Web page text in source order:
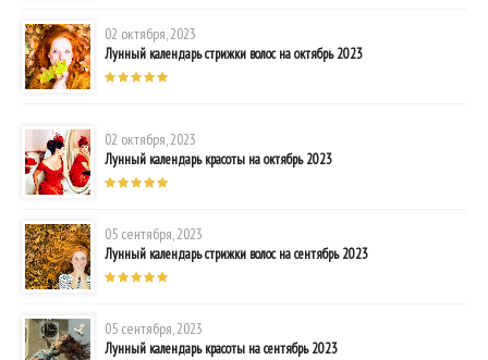
02 октября, 2023
Лунный календарь стрижки волос на октябрь 2023
02 октября, 2023
Лунный календарь красоты на октябрь 2023
05 сентября, 2023
Лунный календарь стрижки волос на сентябрь 2023
05 сентября, 2023
Лунный календарь красоты на сентябрь 2023